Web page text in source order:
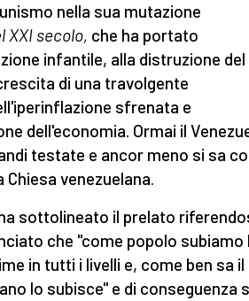
nella sua mutazione
XXI secolo, che ha portato
infantile, alla distruzione del
di una travolgente
sfrenata e
dell'economia. Ormai il
testate e ancor meno si sa
Chiesa venezuelana.
sottolineato il prelato
che "come popolo subiamo
in tutti i livelli e, come ben sa il
lo subisce" e di conseguenza